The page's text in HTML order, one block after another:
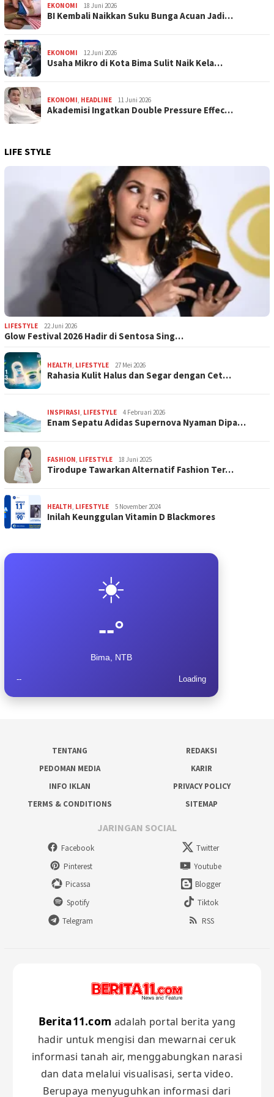
EKONOMI 18 Juni 2026
BI Kembali Naikkan Suku Bunga Acuan Jadi…
EKONOMI 12 Juni 2026
Usaha Mikro di Kota Bima Sulit Naik Kela…
EKONOMI HEADLINE 11 Juni 2026
Akademisi Ingatkan Double Pressure Effec…
LIFE STYLE
LIFESTYLE 22 Juni 2026
Glow Festival 2026 Hadir di Sentosa Sing…
HEALTH LIFESTYLE 27 Mei 2026
Rahasia Kulit Halus dan Segar dengan Cet…
INSPIRASI LIFESTYLE 4 Februari 2026
Enam Sepatu Adidas Supernova Nyaman Dipa…
FASHION LIFESTYLE 18 Juni 2025
Tirodupe Tawarkan Alternatif Fashion Ter…
HEALTH LIFESTYLE 5 November 2024
Inilah Keunggulan Vitamin D Blackmores
☀️
--°
Bima, NTB
-- Loading
TENTANG
REDAKSI
PEDOMAN MEDIA
KARIR
INFO IKLAN
PRIVACY POLICY
TERMS & CONDITIONS
SITEMAP
JARINGAN SOCIAL
Facebook
Twitter
Pinterest
Youtube
Picassa
Blogger
Spotify
Tiktok
Telegram
RSS
Berita11.com adalah portal berita yang
hadir untuk mengisi dan mewarnai ceruk
informasi tanah air, menggabungkan narasi
dan data melalui visualisasi, serta video.
Berupaya menyuguhkan informasi dari